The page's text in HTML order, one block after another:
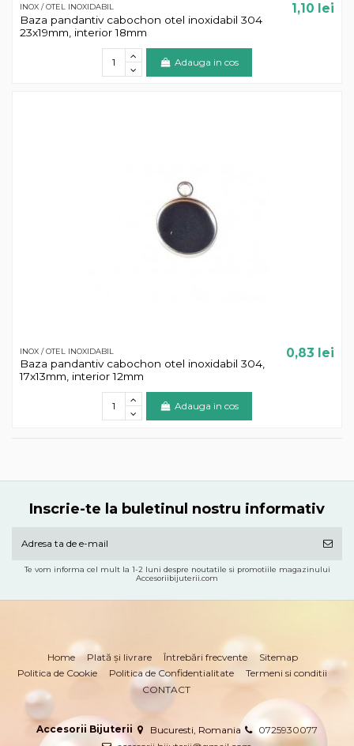
INOX / OTEL INOXIDABIL
Baza pandantiv cabochon otel inoxidabil 304
23x19mm, interior 18mm
1,10 lei
Adauga in cos
INOX / OTEL INOXIDABIL
Baza pandantiv cabochon otel inoxidabil 304,
17x13mm, interior 12mm
0,83 lei
Adauga in cos
Inscrie-te la buletinul nostru informativ
Te vom informa cel mult la 1-2 luni despre noutatile si promotiile magazinului
Accesoriibijuterii.com
Home Plată și livrare Întrebări frecvente
Sitemap
Politica de Cookie
Politica de Confidentialitate
Termeni si conditii
CONTACT
Accesorii Bijuterii Bucuresti, Romania
0725930077